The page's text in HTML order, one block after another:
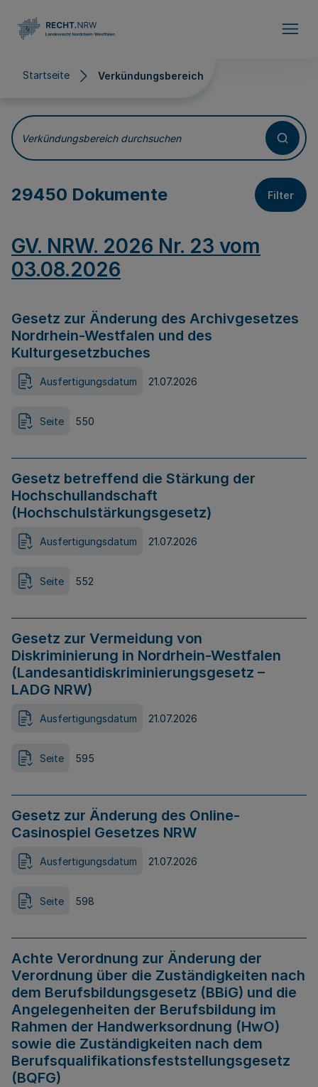
Startseite Verkündungsbereich
Verkündungsbereich
Verkündungsbereich durchsuchen
29450 Dokumente Filter
GV. NRW. 2026 Nr. 23 vom
03.08.2026
Gesetz zur Änderung des Archivgesetzes
Nordrhein-Westfalen und des
Kulturgesetzbuches
Ausfertigungsdatum 21.07.2026
Seite 550
Gesetz betreffend die Stärkung der
Hochschullandschaft
(Hochschulstärkungsgesetz)
Ausfertigungsdatum 21.07.2026
Seite 552
Gesetz zur Vermeidung von
Diskriminierung in Nordrhein-Westfalen
(Landesantidiskriminierungsgesetz –
LADG NRW)
Ausfertigungsdatum 21.07.2026
Seite 595
Gesetz zur Änderung des Online-
Casinospiel Gesetzes NRW
Ausfertigungsdatum 21.07.2026
Seite 598
Achte Verordnung zur Änderung der
Verordnung über die Zuständigkeiten nach
dem Berufsbildungsgesetz (BBiG) und die
Angelegenheiten der Berufsbildung im
Rahmen der Handwerksordnung (HwO)
sowie die Zuständigkeiten nach dem
Berufsqualifikationsfeststellungsgesetz
(BQFG)